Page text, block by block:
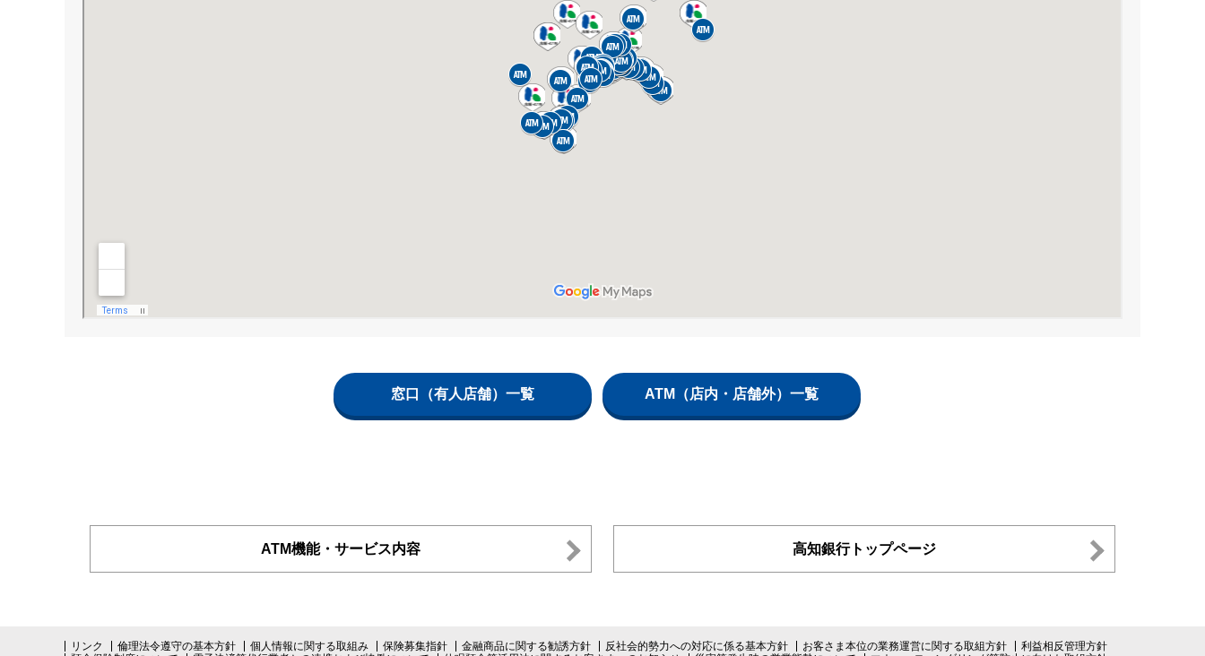
窓口（有人店舗）一覧 ATM（店内・店舗外）一覧
ATM機能・サービス内容 高知銀行トップページ
リンク 倫理法令遵守の基本方針 個人情報に関する取組み 保険募集指針 金融商品に関する勧誘方針 反社会的勢力への対応に係る基本方針 お客さま本位の業務運営に関する取組方針
利益相反管理方針